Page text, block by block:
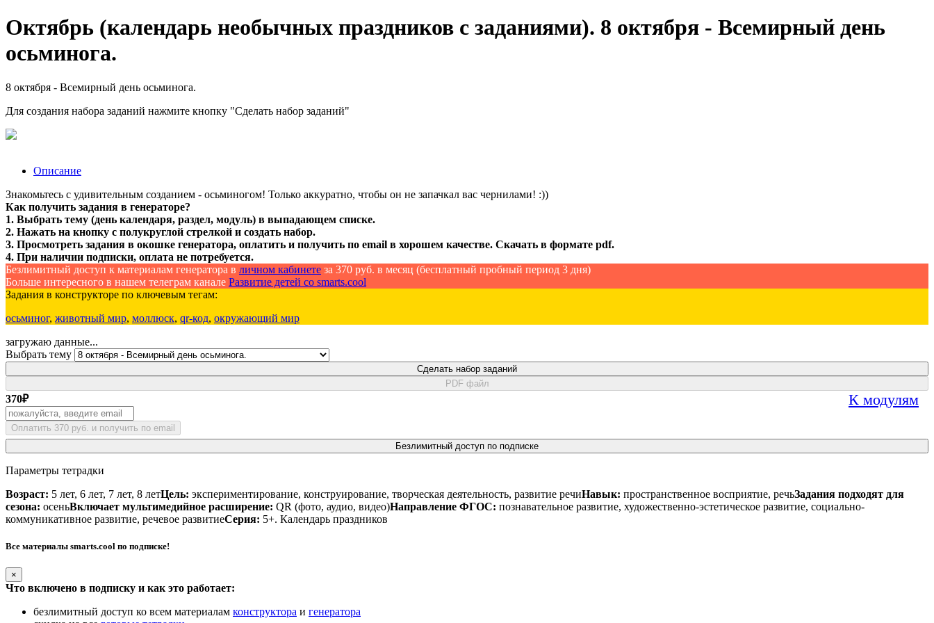
Октябрь (календарь необычных праздников с заданиями). 8 октября - Всемирный день
осьминога.
8 октября - Всемирный день осьминога.
Для создания набора заданий нажмите кнопку "Сделать набор заданий"
Описание
Знакомьтесь с удивительным созданием - осьминогом! Только аккуратно, чтобы он не запачкал вас чернилами! :))
Как получить задания в генераторе?
1. Выбрать тему (день календаря, раздел, модуль) в выпадающем списке.
2. Нажать на кнопку с полукруглой стрелкой и создать набор.
3. Просмотреть задания в окошке генератора, оплатить и получить по email в хорошем качестве. Скачать в формате pdf.
4. При наличии подписки, оплата не потребуется.
Безлимитный доступ к материалам генератора в личном кабинете за 370 руб. в месяц (бесплатный пробный период 3 дня)
Больше интересного в нашем телеграм канале Развитие детей со smarts.cool
Задания в конструкторе по ключевым тегам:
осьминог, животный мир, моллюск, qr-код, окружающий мир
загружаю данные...
Выбрать тему
Сделать набор заданий
PDF файл
370₽ К модулям
Оплатить 370 руб. и получить по email
Безлимитный доступ по подписке
Параметры тетрадки
Возраст: 5 лет, 6 лет, 7 лет, 8 летЦель: экспериментирование, конструирование, творческая деятельность, развитие речиНавык: пространственное восприятие, речьЗадания подходят для
сезона: осеньВключает мультимедийное расширение: QR (фото, аудио, видео)Направление ФГОС: познавательное развитие, художественно-эстетическое развитие, социально-
коммуникативное развитие, речевое развитиеСерия: 5+. Календарь праздников
Все материалы smarts.cool по подписке!
×
Что включено в подписку и как это работает:
безлимитный доступ ко всем материалам конструктора и генератора